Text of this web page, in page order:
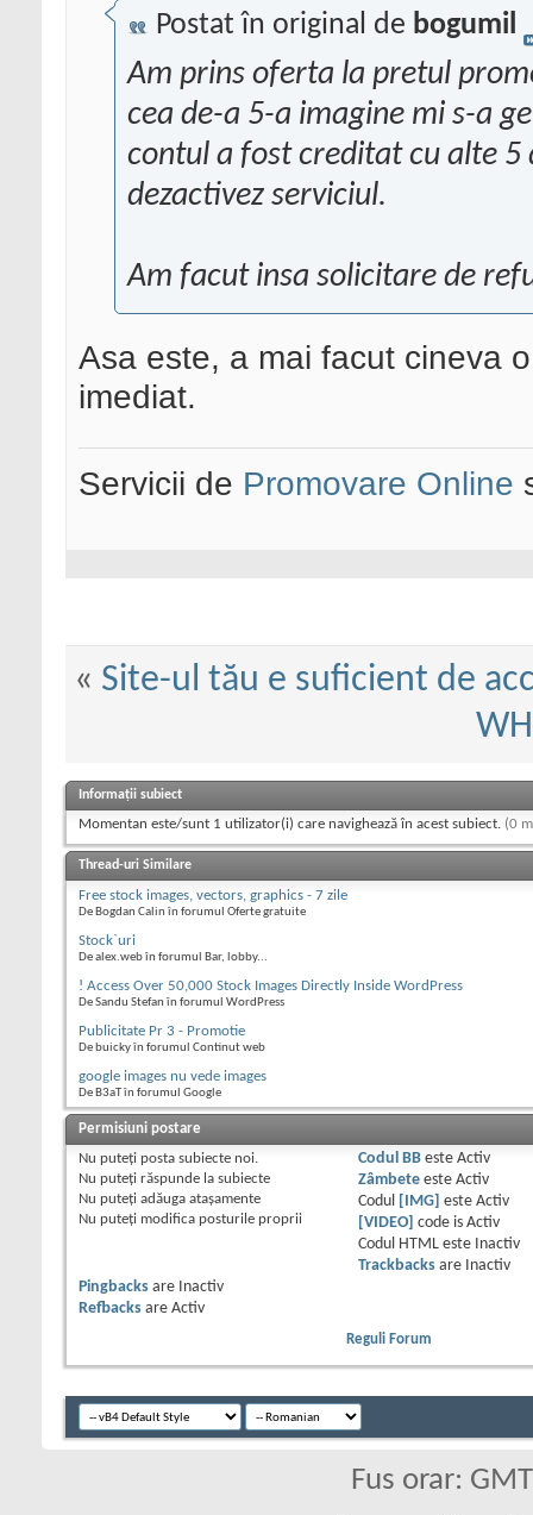
Postat în original de bogumil
Am prins oferta la pretul
cea de-a 5-a imagine mi s-a
contul a fost creditat cu alte 5
dezactivez serviciul.
Am facut insa solicitare de
Asa este, a mai facut cineva
imediat.
Servicii de Promovare Online
« Site-ul tău e suficient de
Informații subiect
Momentan este/sunt 1 utilizator(i) care navighează în acest subiect. (0
Thread-uri Similare
Free stock images, vectors, graphics - 7 zile
De Bogdan Calin în forumul Oferte gratuite
Stock`uri
De alex.web în forumul Bar, lobby...
! Access Over 50,000 Stock Images Directly Inside WordPress
De Sandu Stefan în forumul WordPress
Publicitate Pr 3 - Promotie
De buicky în forumul Continut web
google images nu vede images
De B3aT în forumul Google
Permisiuni postare
Nu puteţi posta subiecte noi.
Nu puteţi răspunde la subiecte
Nu puteţi adăuga ataşamente
Nu puteţi modifica posturile proprii
Codul BBeste Activ
Zâmbeteeste Activ
Codul
[IMG] este Activ
[VIDEO]
code is Activ
Codul HTML este
Inactiv
Trackbacksare
Inactiv
Pingbacks are
Inactiv
Refbacks are Activ
Reguli Forum
Fus orar: